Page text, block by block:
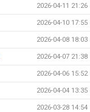
2026-04-11 21:26
2026-04-10 17:55
2026-04-08 18:03
2026-04-07 21:38
2026-04-06 15:52
2026-04-04 13:35
2026-03-28 14:54